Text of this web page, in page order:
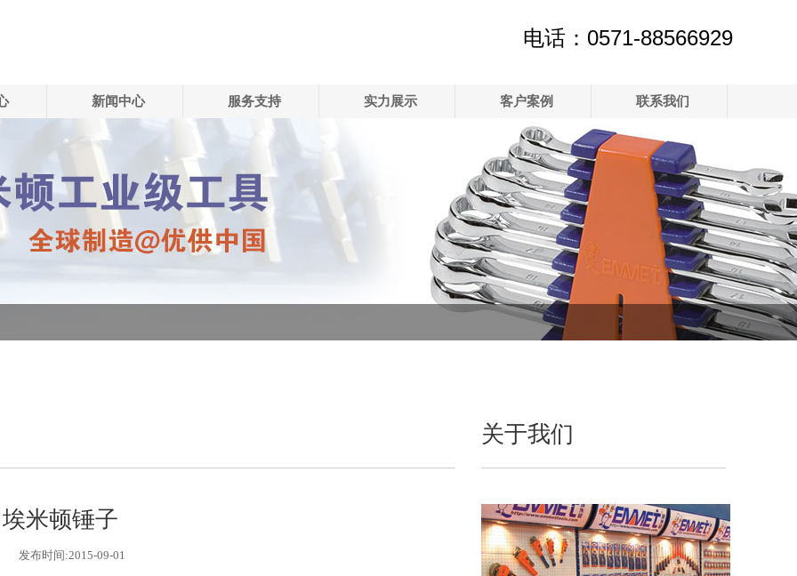
电话：0571-88566929
新闻中心 服务支持 实力展示 客户案例 联系我们
埃米顿锤子
发布时间:2015-09-01
关于我们